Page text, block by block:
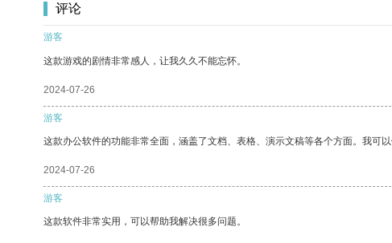
评论
游客
这款游戏的剧情非常感人，让我久久不能忘怀。
2024-07-26
游客
这款办公软件的功能非常全面，涵盖了文档、表格、演示文稿等各个方面。我可
2024-07-26
游客
这款软件非常实用，可以帮助我解决很多问题。